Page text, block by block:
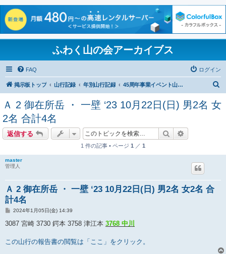
ふわく山の会アーカイブス
FAQ ログイン
掲示板トップ 山行記録 年別山行記録 45周年事業イベント山行10月22日
Ａ 2 御在所岳 ・ 一壁 ‘23 10月22日(日) 男2名 女
2名 合計4名
返信する 検索
1 件の記事 • ページ 1 ／ 1
master
管理人
Ａ 2 御在所岳 ・ 一壁 ‘23 10月22日(日) 男2名 女2名 合
計4名
投
記
2024年1月05日(金) 14:39
3087 宮崎 3730 鍔本 3758 津江本 3768 中川
この山行の報告書の閲覧は「ここ」をクリック。